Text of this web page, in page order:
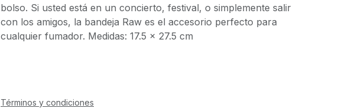
bolso. Si usted está en un concierto, festival, o simplemente salir
con los amigos, la bandeja Raw es el accesorio perfecto para
cualquier fumador. Medidas: 17.5 x 27.5 cm
Términos y condiciones